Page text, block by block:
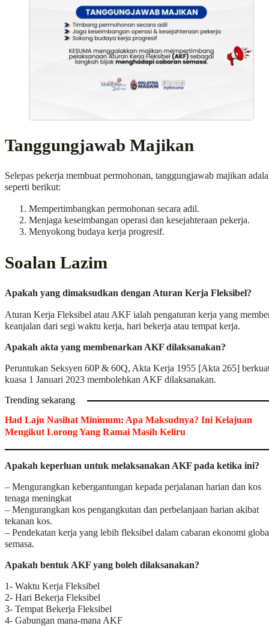
Tanggungjawab Majikan
Selepas pekerja membuat permohonan, tanggungjawab majikan
seperti berikut:
Mempertimbangkan permohonan secara adil.
Menjaga keseimbangan operasi dan kesejahteraan pekerja.
Menyokong budaya kerja progresif.
Soalan Lazim
Apakah yang dimaksudkan dengan Aturan Kerja Fleksibel?
Aturan Kerja Fleksibel atau AKF ialah pengaturan kerja yang
keanjalan dari segi waktu kerja, hari bekerja atau tempat kerja.
Apakah akta yang membenarkan AKF dilaksanakan?
Peruntukan Seksyen 60P & 60Q, Akta Kerja 1955 [Akta 265]
kuasa 1 Januari 2023 membolehkan AKF dilaksanakan.
Trending sekarang
Had Laju Nasihat Minimum: Apa Maksudnya? Ini Kelajuan
Mengikut Lorong Yang Ramai Masih Keliru
Apakah keperluan untuk melaksanakan AKF pada ketika ini?
– Mengurangkan kebergantungan kepada perjalanan harian dan kos
tenaga meningkat
– Mengurangkan kos pengangkutan dan perbelanjaan harian akibat
tekanan kos.
– Pendekatan kerja yang lebih fleksibel dalam cabaran ekonomi
semasa.
Apakah bentuk AKF yang boleh dilaksanakan?
1- Waktu Kerja Fleksibel
2- Hari Bekerja Fleksibel
3- Tempat Bekerja Fleksibel
4- Gabungan mana-mana AKF